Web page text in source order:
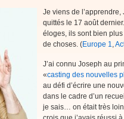
Je viens de
quittés le 17 août
éloges, ils sont bien
de choses. (Europe 1,
J’ai connu Joseph au
«casting des nouvelles
au défi d’écrire une
dans le cadre d’un
je sais… on était très